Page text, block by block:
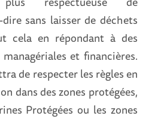
sans laisser de déchets
cela en répondant à des
et financières.
de respecter les règles en
dans des zones protégées,
Protégées ou les zones